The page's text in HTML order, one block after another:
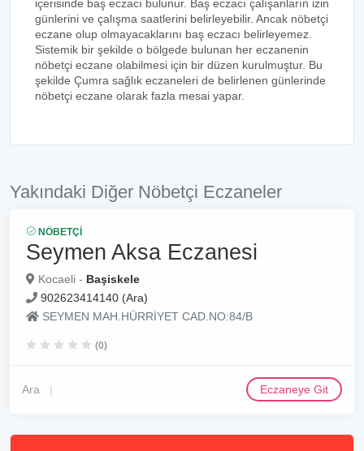
içerisinde baş eczacı bulunur. Baş eczacı çalışanların izin
günlerini ve çalışma saatlerini belirleyebilir. Ancak nöbetçi
eczane olup olmayacaklarını baş eczacı belirleyemez.
Sistemik bir şekilde o bölgede bulunan her eczanenin
nöbetçi eczane olabilmesi için bir düzen kurulmuştur. Bu
şekilde Çumra sağlık eczaneleri de belirlenen günlerinde
nöbetçi eczane olarak fazla mesai yapar.
Yakındaki Diğer Nöbetçi Eczaneler
NÖBETÇI
Seymen Aksa Eczanesi
Kocaeli - Başiskele
902623414140 (Ara)
SEYMEN MAH.HÜRRİYET CAD.NO:84/B
(0)
Ara Eczaneye Git